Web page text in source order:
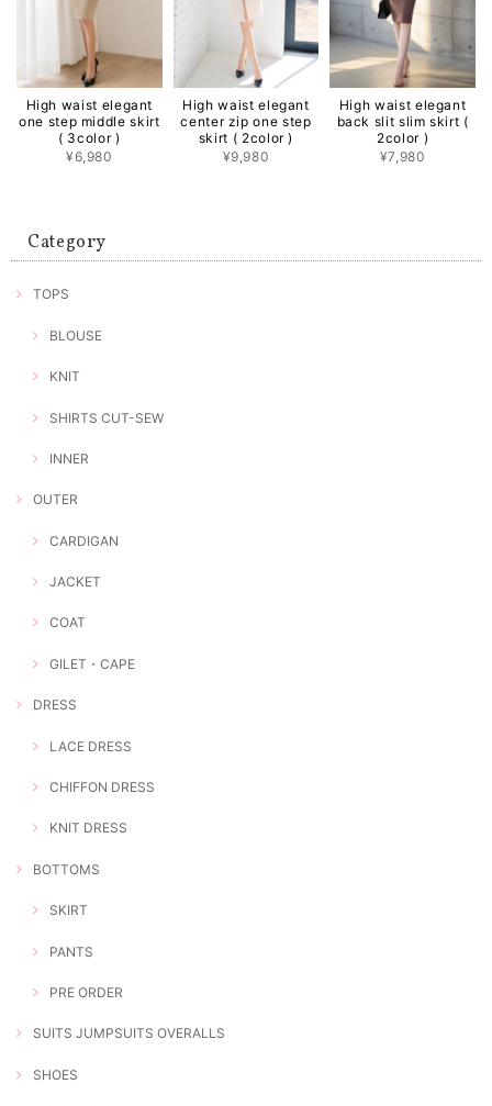
High waist elegant
one step middle skirt
( 3color )
¥6,980
High waist elegant
center zip one step
skirt ( 2color )
¥9,980
High waist elegant
back slit slim skirt (
2color )
¥7,980
Category
TOPS
BLOUSE
KNIT
SHIRTS CUT-SEW
INNER
OUTER
CARDIGAN
JACKET
COAT
GILET・CAPE
DRESS
LACE DRESS
CHIFFON DRESS
KNIT DRESS
BOTTOMS
SKIRT
PANTS
PRE ORDER
SUITS JUMPSUITS OVERALLS
SHOES